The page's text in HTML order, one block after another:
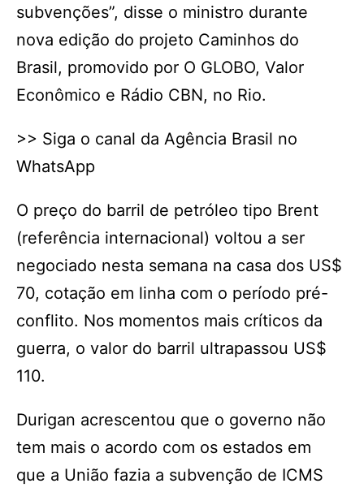
subvenções”, disse o ministro durante
nova edição do projeto Caminhos do
Brasil, promovido por O GLOBO, Valor
Econômico e Rádio CBN, no Rio.
>> Siga o canal da Agência Brasil no
WhatsApp
O preço do barril de petróleo tipo Brent
(referência internacional) voltou a ser
negociado nesta semana na casa dos US$
70, cotação em linha com o período pré-
conflito. Nos momentos mais críticos da
guerra, o valor do barril ultrapassou US$
110.
Durigan acrescentou que o governo não
tem mais o acordo com os estados em
que a União fazia a subvenção de ICMS